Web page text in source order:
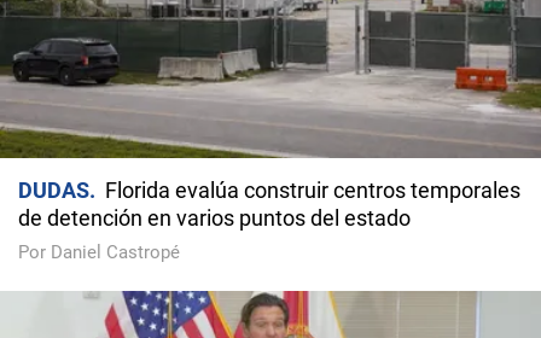
DUDAS
Florida evalúa construir centros temporales
de detención en varios puntos del estado
Por Daniel Castropé